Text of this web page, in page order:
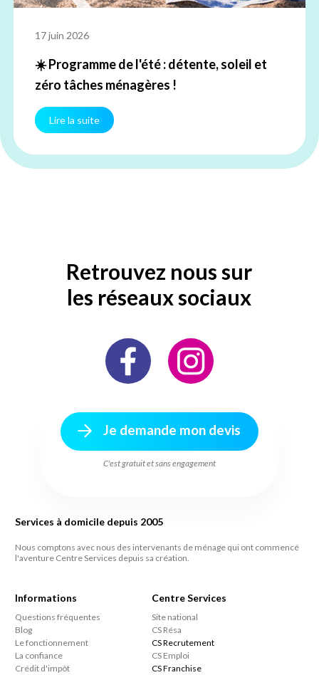
17 juin 2026
☀️ Programme de l'été : détente, soleil et
zéro tâches ménagères !
Lire la suite
Retrouvez nous sur
les réseaux sociaux
Je demande mon devis
C'est gratuit et sans engagement
Services à domicile depuis 2005
Nous comptons avec nous des intervenants de ménage qui ont commencé
l'aventure Centre Services depuis sa création.
Informations
Questions fréquentes
Blog
Le fonctionnement
La confiance
Crédit d'impôt
Centre Services
Site national
CS Résa
CS Recrutement
CS Emploi
CS Franchise